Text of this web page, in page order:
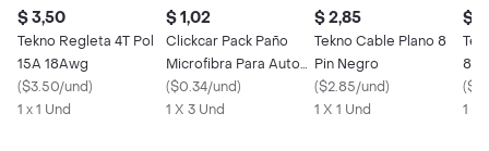
$ 3,50
Tekno Regleta 4T Pol
15A 18Awg
($3.50/und)
1 x 1 Und
$ 1,02
Clickcar Pack Paño
Microfibra Para Auto
20 x 20 cm
($0.34/und)
1 X 3 Und
$ 2,85
Tekno Cable Plano 8
Pin Negro
($2.85/und)
1 X 1 Und
$
(
1 X